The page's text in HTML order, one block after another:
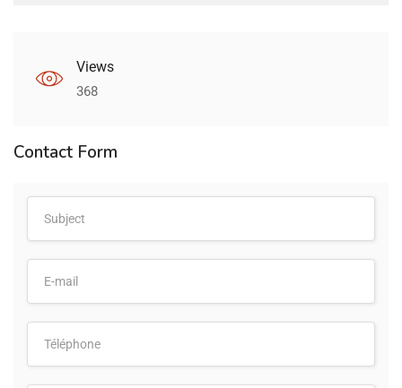
Views
368
Contact Form